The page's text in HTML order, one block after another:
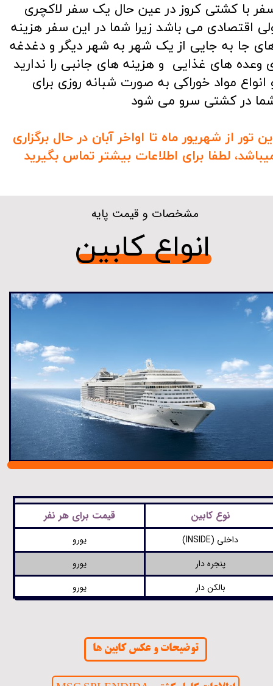
با کشتی کروز در عین حال یک سفر لاکچری
اقتصادی می باشد زیرا شما در این سفر هزینه
جا به جایی از یک شهر به شهر دیگر و دغدغه
وعده های غذایی و هزینه های جانبی را ندارید
انواع مواد خوراکی به صورت شبانه روزی برای
در کشتی سرو می شود
تور از شهریور ماه تا اواخر آبان در حال برگزاری
لطفا برای اطلاعات بیشتر تماس بگیرید
مشخصات و قیمت پایه
​انواع کابین
نوع کابین قیمت برای هر نفر
داخلی (INSIDE)
یورو
پنجره دار
یورو
بالکن دار
یورو
توضیحات و عکس کابین ها